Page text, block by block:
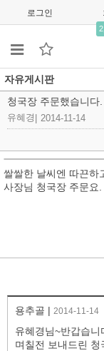
로그인
자유게시판
청국장 주문했습니다.
유혜경 2014-11-14
쌀쌀한 날씨엔 따끈하
사장님 청국장 주문요.
용추골 | 2014-11-14
유혜경님~반갑습니
며칠전 보내드린 청